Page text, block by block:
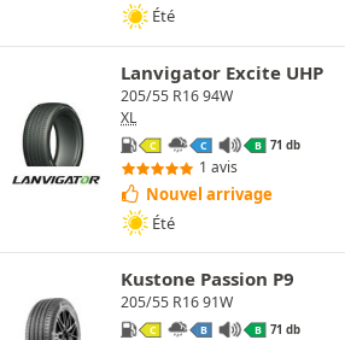
Été
Lanvigator Excite UHP
205/55 R16 94W
XL
C C B 71 db
1 avis
Nouvel arrivage
Été
Kustone Passion P9
205/55 R16 91W
C B B 71 db